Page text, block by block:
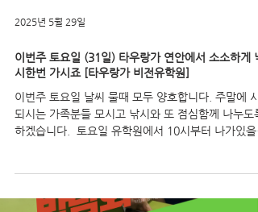
2025년 5월 29일